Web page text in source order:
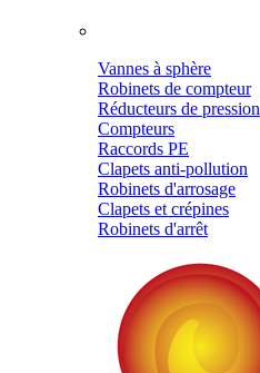
Vannes à sphère
Robinets de compteur
Réducteurs de pression
Compteurs
Raccords PE
Clapets anti-pollution
Robinets d'arrosage
Clapets et crépines
Robinets d'arrêt